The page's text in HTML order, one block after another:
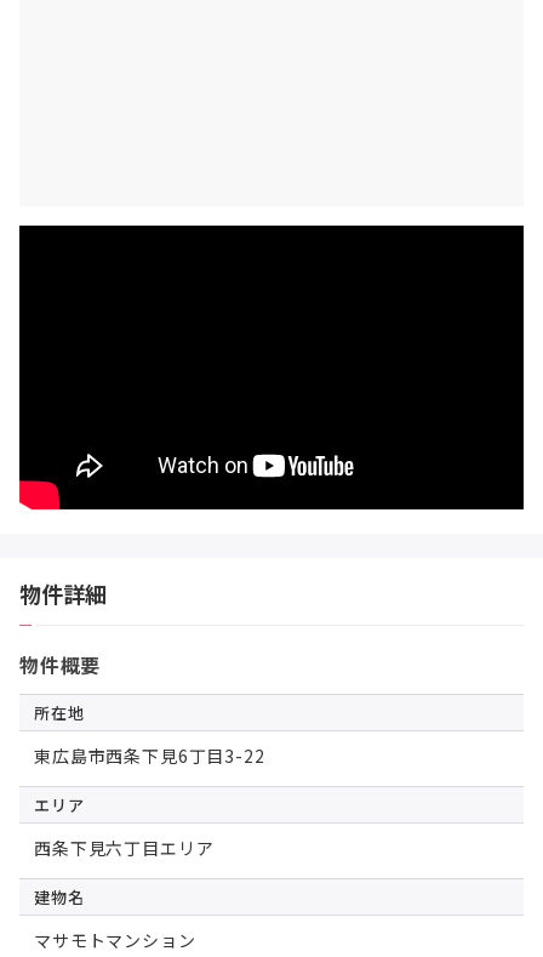
物件詳細
物件概要
所在地
東広島市西条下見6丁目3-22
エリア
西条下見六丁目エリア
建物名
マサモトマンション